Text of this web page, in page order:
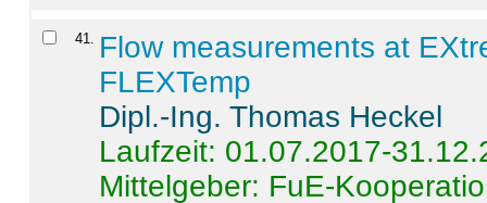
41. Flow measurements at
FLEXTemp
Dipl.-Ing. Thomas Heckel
Laufzeit: 01.07.2017-
Mittelgeber: FuE-